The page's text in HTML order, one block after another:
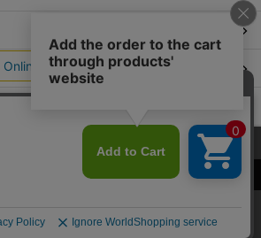
らご利用のお客様）
CO., LTD. All Rights Reserved.
利便性向上のため、クッキー(Cookie)を使
「
」をご覧くださ
OK